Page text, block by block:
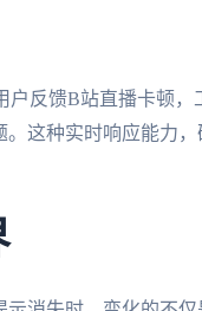
反馈B站直播卡顿
这种实时响应能力